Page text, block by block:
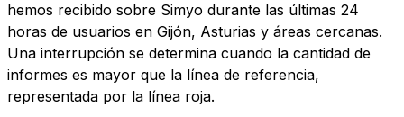
hemos recibido sobre Simyo durante las últimas 24
horas de usuarios en Gijón, Asturias y áreas cercanas.
Una interrupción se determina cuando la cantidad de
informes es mayor que la línea de referencia,
representada por la línea roja.